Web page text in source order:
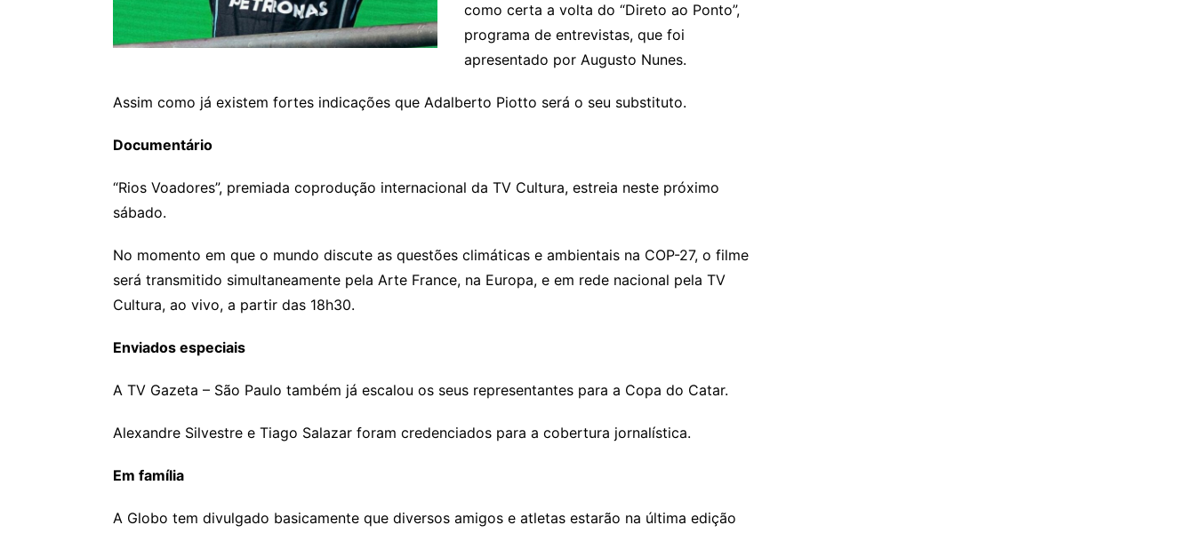
como certa a volta do “Direto ao Ponto”,
programa de entrevistas, que foi
apresentado por Augusto Nunes.
Assim como já existem fortes indicações que Adalberto Piotto será o seu substituto.
Documentário
“Rios Voadores”, premiada coprodução internacional da TV Cultura, estreia neste próximo
sábado.
No momento em que o mundo discute as questões climáticas e ambientais na COP-27, o filme
será transmitido simultaneamente pela Arte France, na Europa, e em rede nacional pela TV
Cultura, ao vivo, a partir das 18h30.
Enviados especiais
A TV Gazeta – São Paulo também já escalou os seus representantes para a Copa do Catar.
Alexandre Silvestre e Tiago Salazar foram credenciados para a cobertura jornalística.
Em família
A Globo tem divulgado basicamente que diversos amigos e atletas estarão na última edição